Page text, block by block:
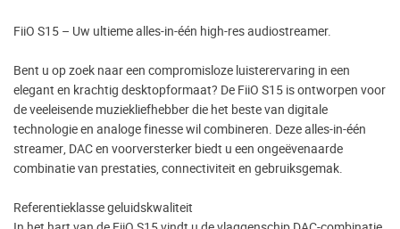
FiiO S15 – Uw ultieme alles-in-één high-res audiostreamer.
Bent u op zoek naar een compromisloze luisterervaring in een
elegant en krachtig desktopformaat? De FiiO S15 is ontworpen voor
de veeleisende muziekliefhebber die het beste van digitale
technologie en analoge finesse wil combineren. Deze alles-in-één
streamer, DAC en voorversterker biedt u een ongeëvenaarde
combinatie van prestaties, connectiviteit en gebruiksgemak.
Referentieklasse geluidskwaliteit